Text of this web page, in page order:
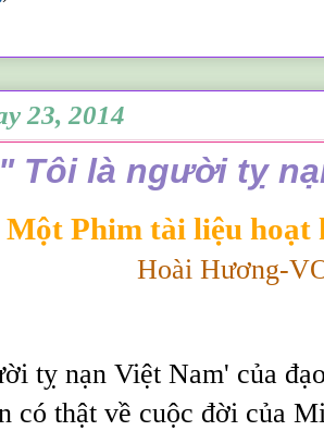
23, 2014
Tôi là người tỵ
Một Phim tài liệu hoạt
Hoài Hương-
tỵ nạn Việt Nam' của
có thật về cuộc đời của